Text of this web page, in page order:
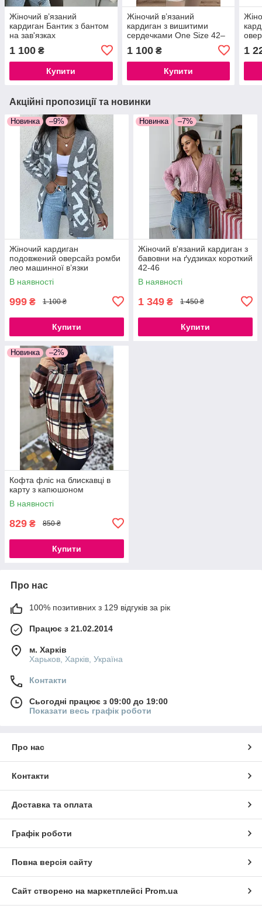
Жіночий в’язаний
кардиган Бантик з бантом
на зав'язках
1 100 ₴
Купити
Жіночий в’язаний
кардиган з вишитими
сердечками One Size 42–
1 100₴
Купити
1
Акційні пропозиції та новинки
Новинка –9%
Жіночий кардиган
подовжений оверсайз ромби
лео машинної в’язки
Туреччина теплий, розмір 42-
48
В наявності
999 ₴ 1 100 ₴
Купити
Новинка –7%
Жіночий в'язаний кардиган з
бавовни на ґудзиках короткий
42-46
В наявності
1 349 ₴ 1 450 ₴
Купити
Новинка –2%
Кофта фліс на блискавці в
карту з капюшоном
В наявності
829 ₴ 850 ₴
Купити
Про нас
100% позитивних з 129 відгуків за рік
Працює з 21.02.2014
м. Харків
Харьков, Харків, Україна
Контакти
Сьогодні працює з 09:00 до 19:00
Показати весь графік роботи
Про нас
Контакти
Доставка та оплата
Графік роботи
Повна версія сайту
Сайт створено на маркетплейсі Prom.ua